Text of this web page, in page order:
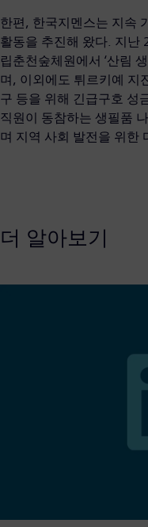
한편, 한국지멘스는 지속
활동을 추진해 왔다. 지난
립춘천숲체원에서 ‘산림
며, 이외에도 튀르키예 지
구 등을 위해 긴급구호 성
직원이 동참하는 생필품
며 지역 사회 발전을 위한
더 알아보기